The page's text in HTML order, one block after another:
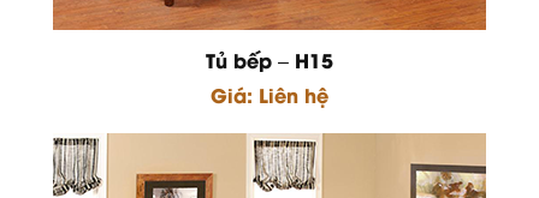
Tủ bếp – H15
Giá: Liên hệ